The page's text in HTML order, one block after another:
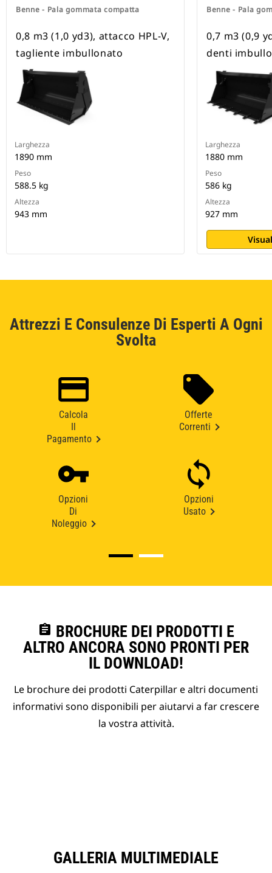
Benne - Pala gommata compatta
0,8 m3 (1,0 yd3), attacco HPL-V,
tagliente imbullonato
Larghezza
1890 mm
Peso
588.5 kg
Altezza
943 mm
Benne - Pala
0,7 m3 (0,9
denti
Larghezza
1880 mm
Peso
586 kg
Altezza
927 mm
Attrezzi E Consulenze Di Esperti A Ogni
Svolta
Calcola
Pagamento
Offerte
Correnti
Opzioni
Di
Noleggio
Opzioni
Usato
assignment BROCHURE DEI PRODOTTI E
ALTRO ANCORA SONO PRONTI PER
IL DOWNLOAD!
Le brochure dei prodotti Caterpillar e altri documenti
informativi sono disponibili per aiutarvi a far crescere
la vostra attività.
GALLERIA MULTIMEDIALE